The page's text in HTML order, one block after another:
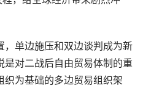
，单边施压和双边谈判成为新
是对二战后自由贸易体制的重
织为基础的多边贸易组织架